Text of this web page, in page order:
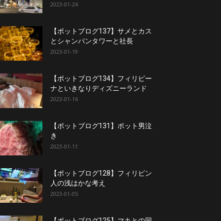
2023-01-24
【ポットブログ137】サメとカス
とシャンパンタワーと社長
2023-01-19
【ポットブログ134】フィリピー
ナといきなりディズニーランド
2023-01-16
【ポットブログ131】ポット男泣
き
2023-01-11
【ポットブログ128】フィリピン
人の浅はかな考え
2023-01-05